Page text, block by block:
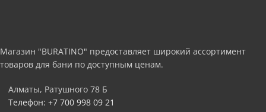
Магазин "BURATINO" предоставляет широкий ассортимент
товаров для бани по доступным ценам.
Алматы, Ратушного 78 Б
Телефон: +7 700 998 09 21